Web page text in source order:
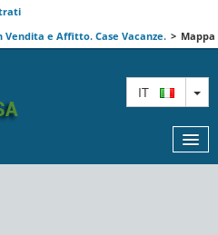
e Affitto. Case Vacanze. > Mappa
IT